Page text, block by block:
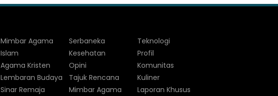
Mimbar Agama
Islam
Agama Kristen
Lembaran Budaya
Sinar Remaja
Serbaneka
Kesehatan
Opini
Tajuk Rencana
Mimbar Agama
Teknologi
Profil
Komunitas
Kuliner
Laporan Khusus